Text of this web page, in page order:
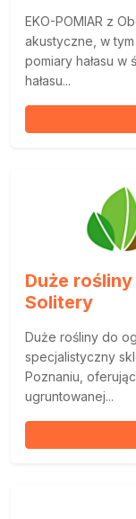
EKO-POMIAR z
akustyczne, w tym
pomiary hałasu
hałasu...
Duże
Solitery
Duże rośliny do
specjalistyczny
Poznaniu,
ugruntowanej...